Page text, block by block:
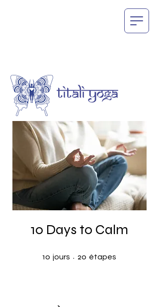
10 Days to Calm
10 jours 20 étapes